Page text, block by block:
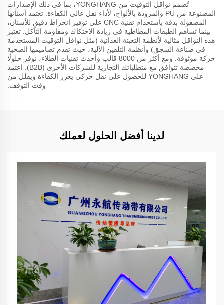
تُصمم نواقل التوقيت من YONGHANG، بما في ذلك الإصدارات
المصنوعة من PU والمزودة بالألواح، لأداء نقل عالي الكفاءة. تعتمد أسنانها
المصقولة بدقة باستخدام تقنية CNC على توفير انخراط دقيق للأسنان،
بينما تساهم الطبقات المطاطية في زيادة الاحتكاك ومقاومة التآكل. تعتبر
هذه النواقل مثالية لأنظمة التعبئة الغذائية (مثل نواقل التوقيت المستخدمة
في صناعة السجق) وأنظمة التلقين الآلية، حيث تقدم تصاميمها الصحية
حركة موثوقة. ومع أكثر من 8000 قالب وأحدث تقنيات الطلاء، نوفر حلولًا
مخصصة تتوافق مع متطلباتك التجارية للشركات الأخرى (B2B). اعتمد
على YONGHANG للحصول على نقل حركي يعزز الكفاءة ويقلل من
وقت التوقف.
لدينا أفضل الحلول لعملك